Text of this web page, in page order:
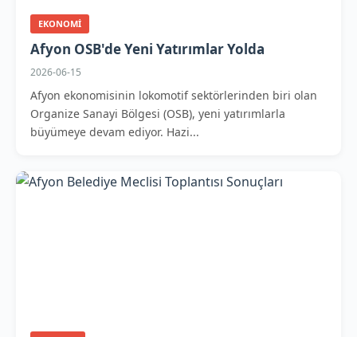
EKONOMI
Afyon OSB'de Yeni Yatırımlar Yolda
2026-06-15
Afyon ekonomisinin lokomotif sektörlerinden biri olan
Organize Sanayi Bölgesi (OSB), yeni yatırımlarla
büyümeye devam ediyor. Hazi...